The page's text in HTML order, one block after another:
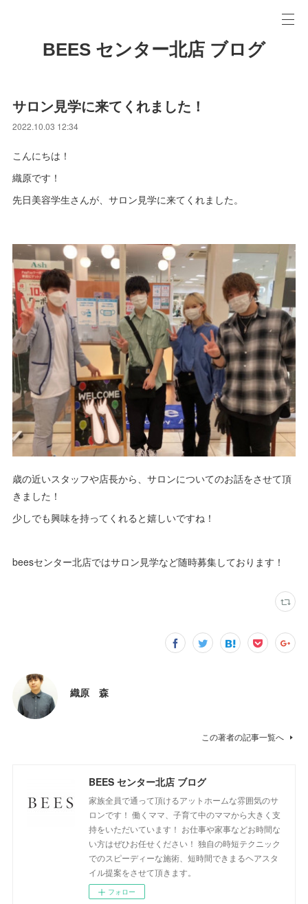
BEES センター北店 ブログ
サロン見学に来てくれました！
2022.10.03 12:34
こんにちは！
織原です！
先日美容学生さんが、サロン見学に来てくれました。
歳の近いスタッフや店長から、サロンについてのお話をさせて頂
きました！
少しでも興味を持ってくれると嬉しいですね！
beesセンター北店ではサロン見学など随時募集しております！
織原 森
この著者の記事一覧へ
BEES センター北店 ブログ
家族全員で通って頂けるアットホームな雰囲気のサ
ロンです！ 働くママ、子育て中のママから大きく支
持をいただいています！ お仕事や家事などお時間な
い方はぜひお任せください！ 独自の時短テクニック
でのスピーディーな施術、短時間できまるヘアスタ
イル提案をさせて頂きます。
フォロー